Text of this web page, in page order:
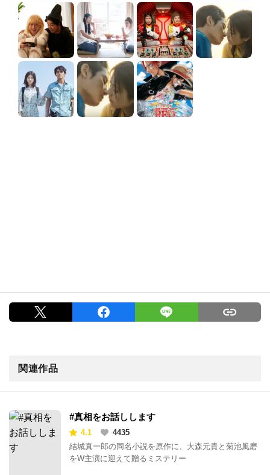
関連作品
#真相をお話しします
4.1
4435
結城真一郎の同名小説を原作に、大森元貴と菊池風磨
をW主演に迎えて贈るミステリー